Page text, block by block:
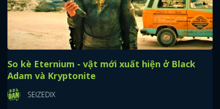
So kè Eternium - vật mới xuất hiện ở Black
Adam và Kryptonite
SEIZEDIX